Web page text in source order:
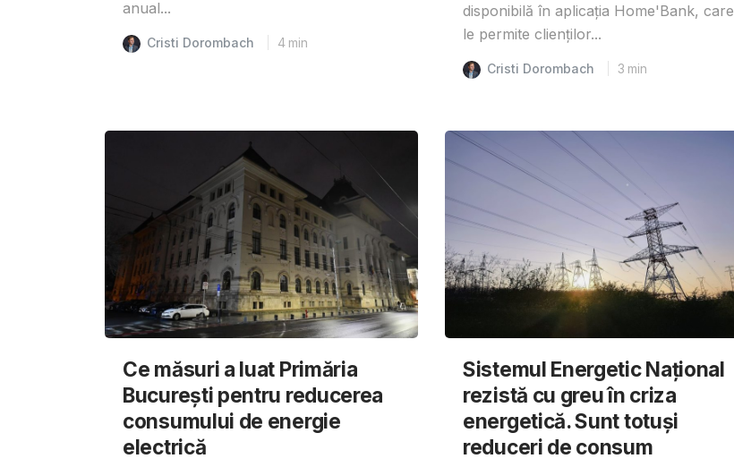
anual...
Cristi Dorombach 4 min
disponibilă în aplicația Home'Bank, care
le permite clienților...
Cristi Dorombach 3 min
Ce măsuri a luat Primăria
București pentru reducerea
consumului de energie
electrică
Sistemul Energetic Național
rezistă cu greu în criza
energetică. Sunt totuși
reduceri de consum